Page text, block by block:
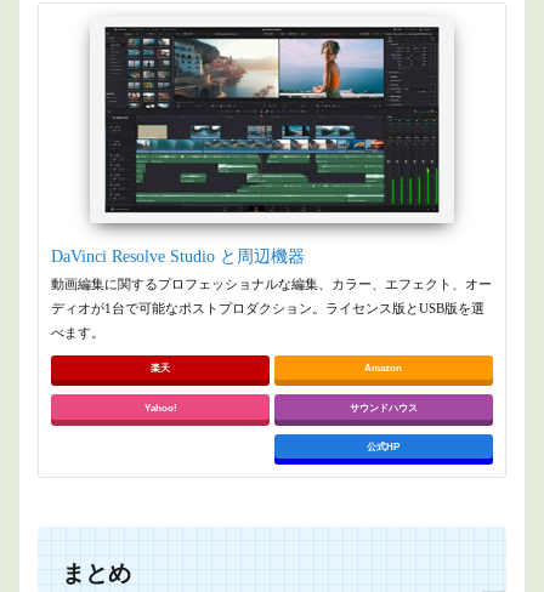
DaVinci Resolve Studio と周辺機器
動画編集に関するプロフェッショナルな編集、カラー、エフェクト、オー
ディオが1台で可能なポストプロダクション。ライセンス版とUSB版を選
べます。
楽天 Amazon
Yahoo! サウンドハウス
公式HP
まとめ